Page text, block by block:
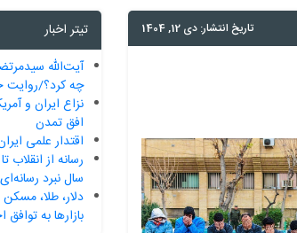
تاریخ انتشار: دی 12, 1404
تیتر اخبار
آیت‌الله
چه کرد؟/روایت
نزاع ایران و
افق تمدن
اقتدار علمی
سال نبرد
دلار، طلا،
بازارها به توافق